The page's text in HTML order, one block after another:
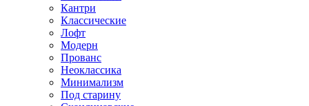
Кантри
Классические
Лофт
Модерн
Прованс
Неоклассика
Минимализм
Под старину